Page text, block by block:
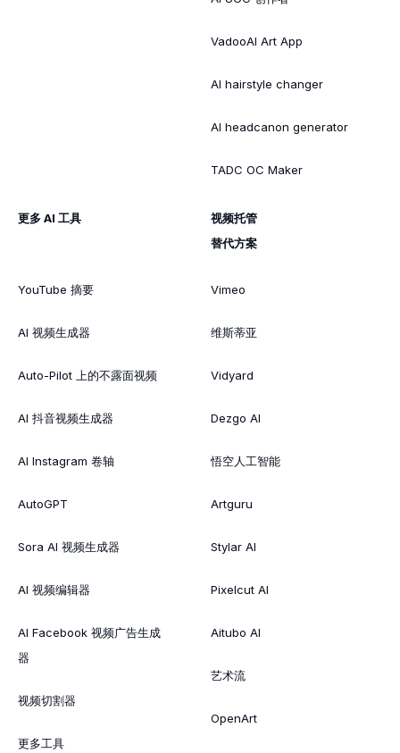
VadooAI Art App
AI hairstyle changer
AI headcanon generator
TADC OC Maker
更多 AI 工具
YouTube 摘要
AI 视频生成器
Auto-Pilot 上的不露面视频
AI 抖音视频生成器
AI Instagram 卷轴
AutoGPT
Sora AI 视频生成器
AI 视频编辑器
AI Facebook 视频广告生成
器
视频切割器
更多工具
视频托管
替代方案
Vimeo
维斯蒂亚
Vidyard
Dezgo AI
悟空人工智能
Artguru
Stylar AI
Pixelcut AI
Aitubo AI
艺术流
OpenArt